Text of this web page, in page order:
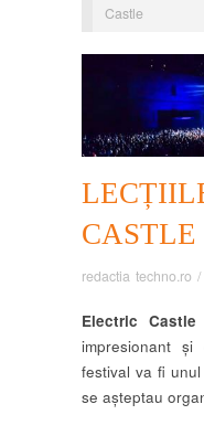
Castle
CASTLE
redactia techno.ro /
Electric Castle
impresionant și
festival va fi
se așteptau